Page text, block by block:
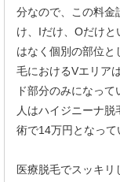
分なので、この料金
け、Iだけ、Oだけ
はなく個別の部位
毛におけるVエリア
ド部分のみになっ
人はハイジニーナ
術で14万円となって
医療脱毛でスッキ